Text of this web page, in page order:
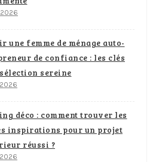
une femme de ménage auto-
de confiance : les clés
sélection sereine
déco : comment trouver les
inspirations pour un projet
réussi ?